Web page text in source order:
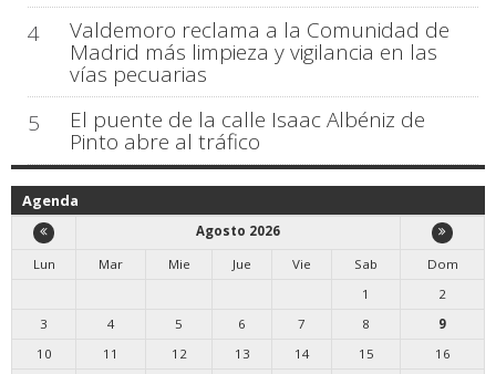
4
Valdemoro reclama a la Comunidad de
Madrid más limpieza y vigilancia en las
vías pecuarias
5
El puente de la calle Isaac Albéniz de
Pinto abre al tráfico
Agenda
Agosto 2026
Lun
Mar Mie Jue Vie Sab
Dom
1
2
3
4 5 6 7 8
9
10
11 12 13 14 15
16